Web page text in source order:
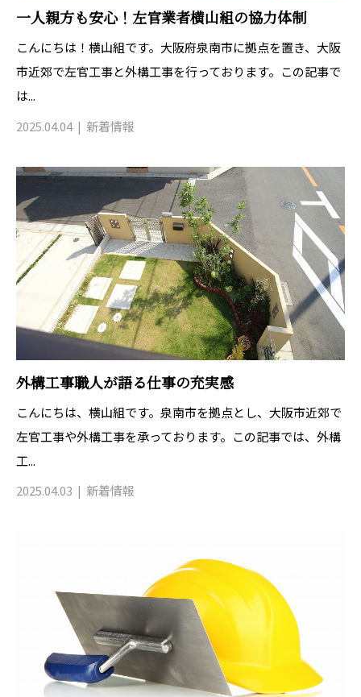
一人親方も安心！左官業者横山組の協力体制
こんにちは！横山組です。大阪府泉南市に拠点を置き、大阪
市近郊で左官工事と外構工事を行っております。この記事で
は...
2025.04.04
新着情報
外構工事職人が語る仕事の充実感
こんにちは、横山組です。泉南市を拠点とし、大阪市近郊で
左官工事や外構工事を承っております。この記事では、外構
工...
2025.04.03
新着情報